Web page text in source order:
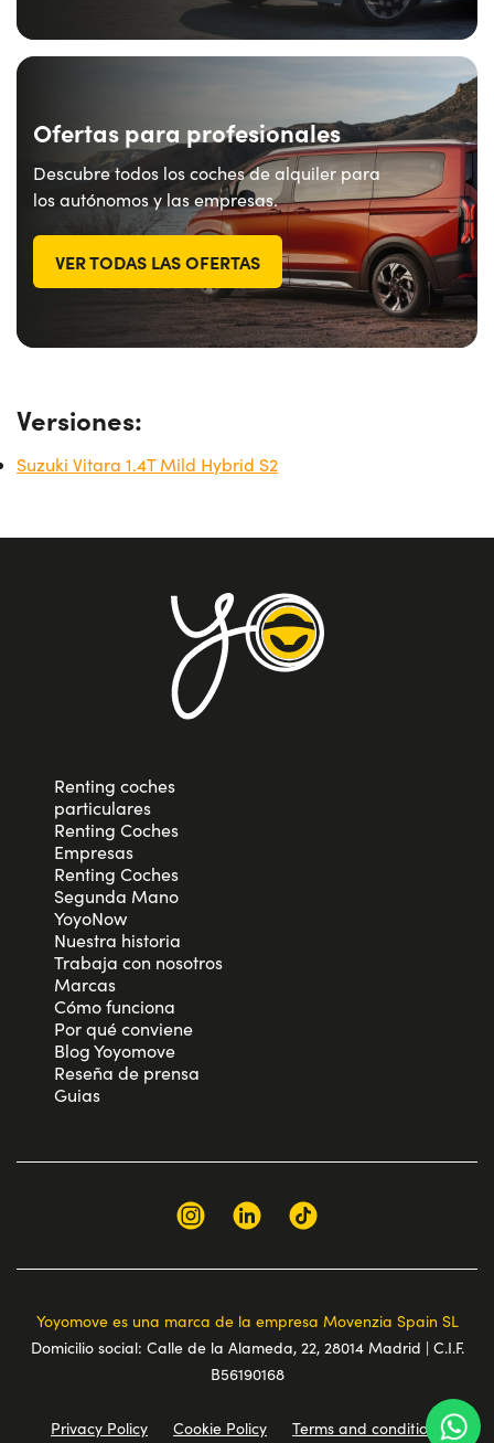
Ofertas para profesionales
Descubre todos los coches de alquiler para
los autónomos y las empresas.
VER TODAS LAS OFERTAS
Versiones:
Suzuki Vitara 1.4T Mild Hybrid S2
Renting coches
particulares
Renting Coches
Empresas
Renting Coches
Segunda Mano
YoyoNow
Nuestra historia
Trabaja con nosotros
Marcas
Cómo funciona
Por qué conviene
Blog Yoyomove
Reseña de prensa
Guias
Yoyomove es una marca de la empresa Movenzia Spain SL
Domicilio social: Calle de la Alameda, 22, 28014 Madrid | C.I.F.
B56190168
Privacy Policy Cookie Policy Terms and conditions